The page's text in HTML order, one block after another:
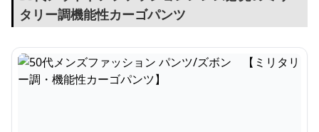
タリー調機能性カーゴパンツ